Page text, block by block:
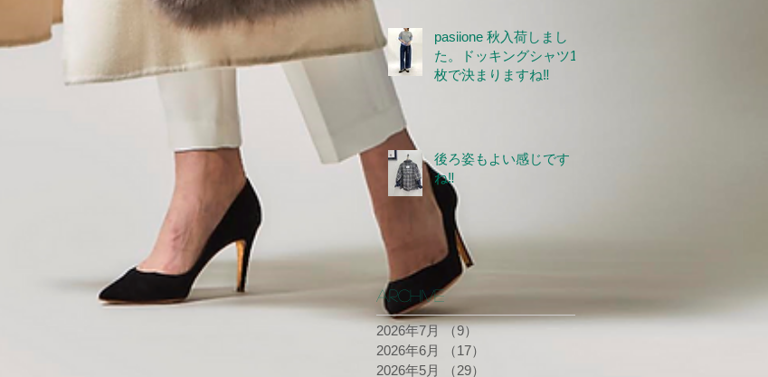
pasiione 秋入荷しまし
た。ドッキングシャツ1
枚で決まりますね‼
後ろ姿もよい感じです
ね‼
Archive
2026年7月 （9）
2026年6月
（17）
2026年5月
（29）